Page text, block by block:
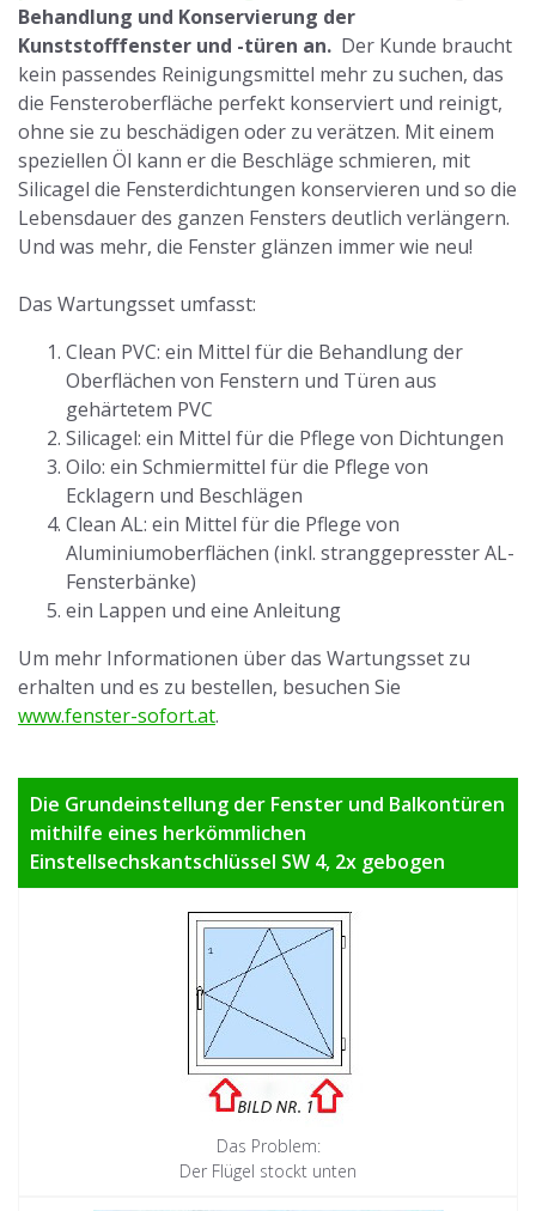
Behandlung und Konservierung der
Kunststofffenster und -türen an. Der Kunde braucht
kein passendes Reinigungsmittel mehr zu suchen, das
die Fensteroberfläche perfekt konserviert und reinigt,
ohne sie zu beschädigen oder zu verätzen. Mit einem
speziellen Öl kann er die Beschläge schmieren, mit
Silicagel die Fensterdichtungen konservieren und so die
Lebensdauer des ganzen Fensters deutlich verlängern.
Und was mehr, die Fenster glänzen immer wie neu!
Das Wartungsset umfasst:
Clean PVC: ein Mittel für die Behandlung der
Oberflächen von Fenstern und Türen aus
gehärtetem PVC
Silicagel: ein Mittel für die Pflege von Dichtungen
Oilo: ein Schmiermittel für die Pflege von
Ecklagern und Beschlägen
Clean AL: ein Mittel für die Pflege von
Aluminiumoberflächen (inkl. stranggepresster AL-
Fensterbänke)
ein Lappen und eine Anleitung
Um mehr Informationen über das Wartungsset zu
erhalten und es zu bestellen, besuchen Sie
www.fenster-sofort.at.
Die Grundeinstellung der Fenster und Balkontüren
mithilfe eines herkömmlichen
Einstellsechskantschlüssel SW 4, 2x gebogen
Das Problem:
Der Flügel stockt unten